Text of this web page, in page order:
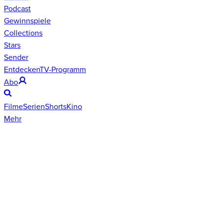
Podcast
Gewinnspiele
Collections
Stars
Sender
EntdeckenTV-Programm
Abo
FilmeSerienShortsKino
Mehr